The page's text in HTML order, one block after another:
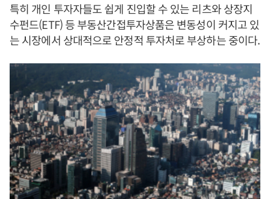
특히 개인 투자자들도 쉽게 진입할 수 있는 리츠와 상장지
수펀드(ETF) 등 부동산간접투자상품은 변동성이 커지고 있
는 시장에서 상대적으로 안정적 투자처로 부상하는 중이다.